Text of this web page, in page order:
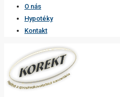
O nás
Hypotéky
Kontakt